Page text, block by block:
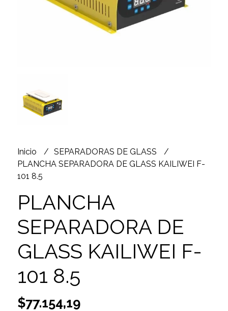
Inicio
SEPARADORAS DE GLASS
PLANCHA SEPARADORA DE GLASS KAILIWEI F-
101 8.5
PLANCHA
SEPARADORA DE
GLASS KAILIWEI F-
101 8.5
$77.154,19